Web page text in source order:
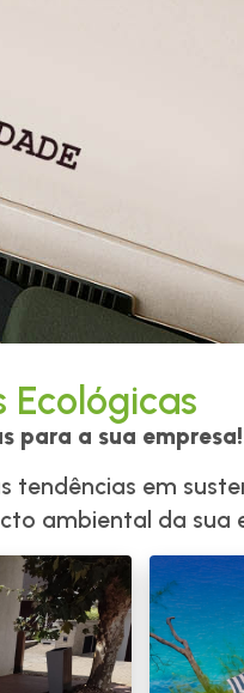
Ecológicas
para a sua empresa!
tendências em
ambiental da sua